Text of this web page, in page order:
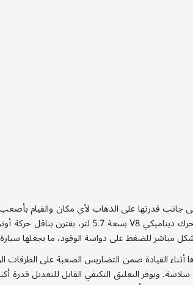
قدرتها على الذهاب لأي مكان والقيام بأصعب
ديناميكيV8بسعة5.7لتر، يقترن بناقل حركة
مباشر للضغط على دواسة الوقود، ما يجعلها
القيادة ضمن التضاريس الصعبة على الطرقات
ويوفر التعليق التكيفي القابل للتعديل قدرة